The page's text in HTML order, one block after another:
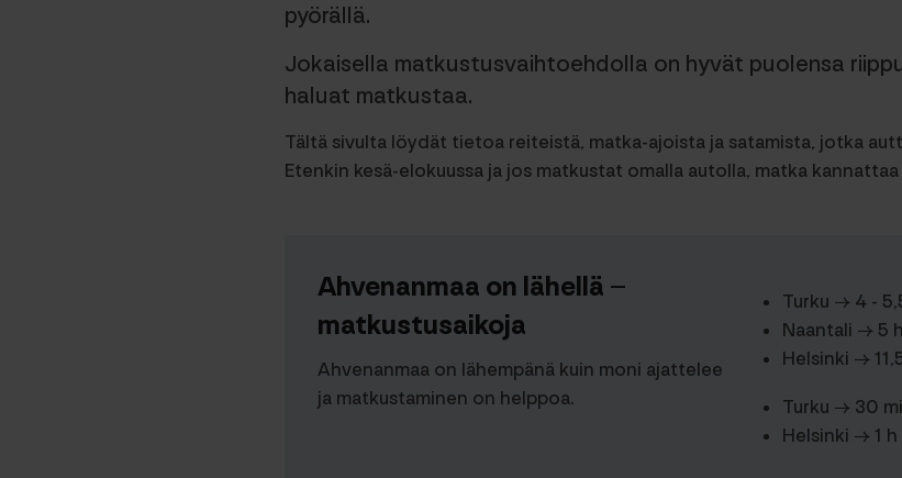
pyörällä.
Jokaisella matkustusvaihtoehdolla on hyvät puolensa
haluat matkustaa.
Tältä sivulta löydät tietoa reiteistä, matka-ajoista ja satamista, jotka
Etenkin kesä-elokuussa ja jos matkustat omalla autolla, matka
Ahvenanmaa on lähellä –
matkustusaikoja
Ahvenanmaa on lähempänä kuin moni ajattelee
ja matkustaminen on helppoa.
Turku → 4 -
Naantali → 5 h
Helsinki →
Turku → 30
Helsinki → 1